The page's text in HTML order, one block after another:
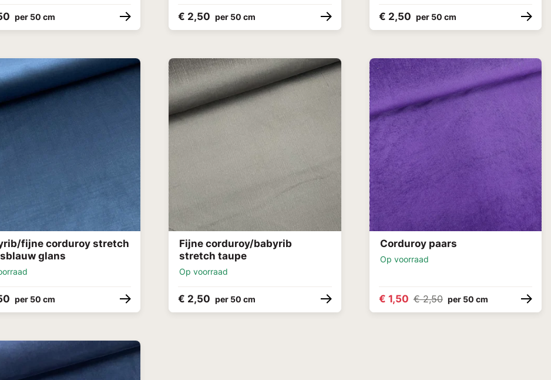
per 50 cm € 2,50 per 50 cm € 2,50 per 50 cm
fijne corduroy stretch
glans
per 50 cm
Fijne corduroy/babyrib
stretch taupe
Op voorraad
€ 2,50 per 50 cm
Corduroy paars
Op voorraad
€ 1,50 € 2,50 per 50 cm